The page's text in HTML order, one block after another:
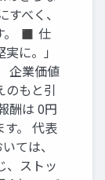
べく、
。 ◼ 仕
に。」
企業価値
のもと引
酬は 0円
す。 代表
ては、
、ストッ